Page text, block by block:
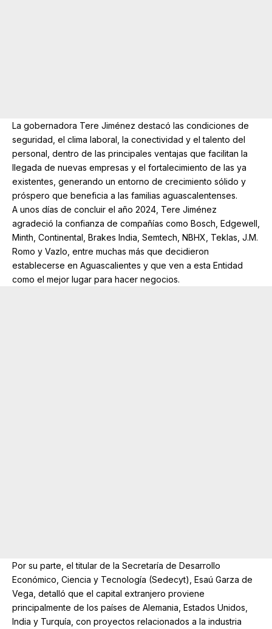
La gobernadora Tere Jiménez destacó las condiciones de
seguridad, el clima laboral, la conectividad y el talento del
personal, dentro de las principales ventajas que facilitan la
llegada de nuevas empresas y el fortalecimiento de las ya
existentes, generando un entorno de crecimiento sólido y
próspero que beneficia a las familias aguascalentenses.
A unos días de concluir el año 2024, Tere Jiménez
agradeció la confianza de compañías como Bosch, Edgewell,
Minth, Continental, Brakes India, Semtech, NBHX, Teklas, J.M.
Romo y Vazlo, entre muchas más que decidieron
establecerse en Aguascalientes y que ven a esta Entidad
como el mejor lugar para hacer negocios.
Por su parte, el titular de la Secretaría de Desarrollo
Económico, Ciencia y Tecnología (Sedecyt), Esaú Garza de
Vega, detalló que el capital extranjero proviene
principalmente de los países de Alemania, Estados Unidos,
India y Turquía, con proyectos relacionados a la industria